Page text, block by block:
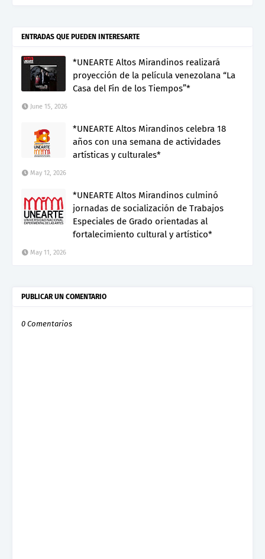
ENTRADAS QUE PUEDEN INTERESARTE
*UNEARTE Altos Mirandinos realizará
proyección de la película venezolana “La
Casa del Fin de los Tiempos”*
June 15, 2026
*UNEARTE Altos Mirandinos celebra 18
años con una semana de actividades
artísticas y culturales*
May 12, 2026
*UNEARTE Altos Mirandinos culminó
jornadas de socialización de Trabajos
Especiales de Grado orientadas al
fortalecimiento cultural y artístico*
May 11, 2026
PUBLICAR UN COMENTARIO
0 Comentarios